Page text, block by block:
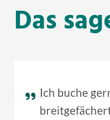
Das
Ich buche